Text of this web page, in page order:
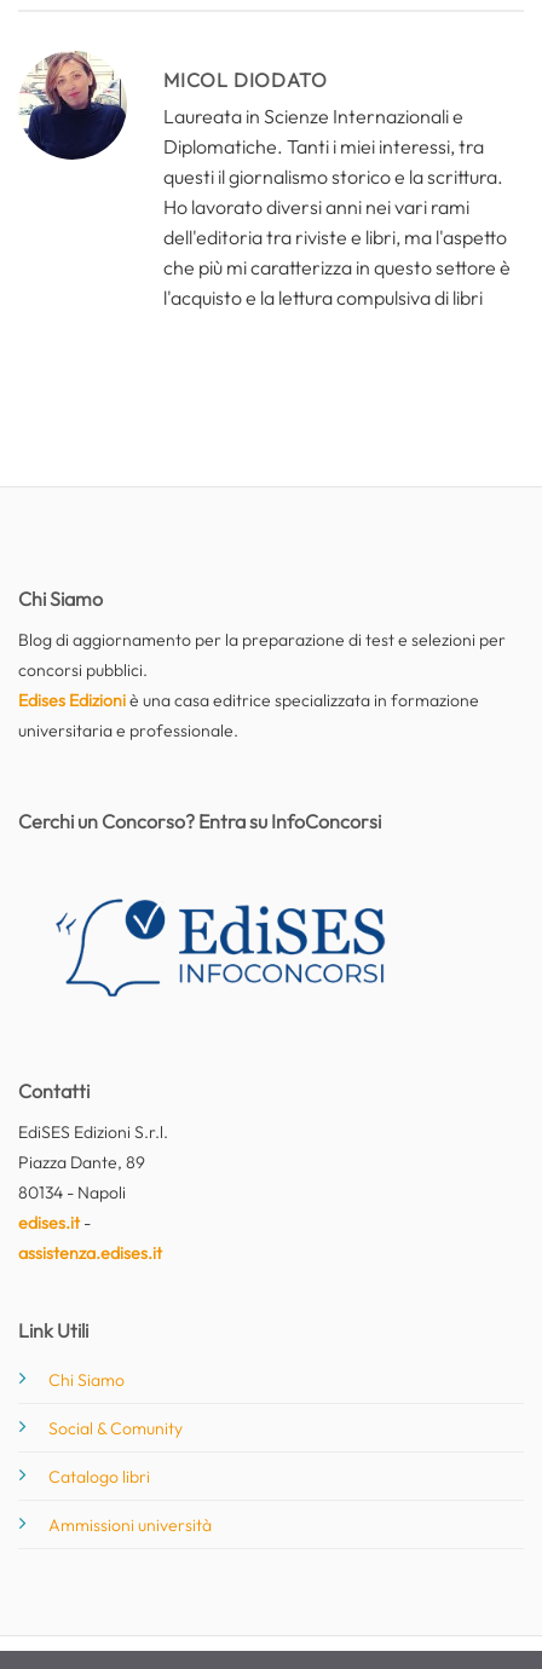
MICOL DIODATO
Laureata in Scienze Internazionali e
Diplomatiche. Tanti i miei interessi, tra
questi il giornalismo storico e la scrittura.
Ho lavorato diversi anni nei vari rami
dell'editoria tra riviste e libri, ma l'aspetto
che più mi caratterizza in questo settore è
l'acquisto e la lettura compulsiva di libri
Chi Siamo
Blog di aggiornamento per la preparazione di test e selezioni per
concorsi pubblici.
Edises Edizioniè una casa editrice specializzata in formazione
universitaria e professionale.
Contatti
EdiSES Edizioni S.r.l.
Piazza Dante, 89
80134 - Napoli
edises.it-
assistenza.edises.it
Link Utili
Chi Siamo
Social & Comunity
Catalogo libri
Ammissioni università
Cerchi un Concorso? Entra su InfoConcorsi